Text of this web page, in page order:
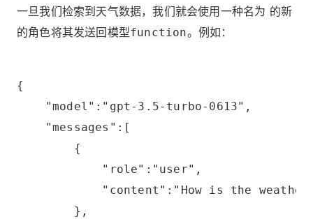
一旦我们检索到天气数据，我们就会使用一种名为 的新
的角色将其发送回模型function。例如：
{
    "model":"gpt-3.5-turbo-0613",
    "messages":[
        {
            "role":"user",
"content":"How is the weather
        },